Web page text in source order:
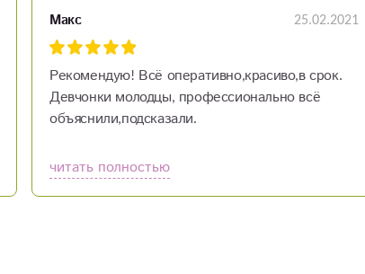
Макс 25.02.2021
Рекомендую! Всё оперативно,красиво,в срок.
Девчонки молодцы, профессионально всё
объяснили,подсказали.
читать полностью